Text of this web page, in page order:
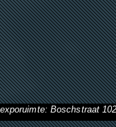
Boschstraat